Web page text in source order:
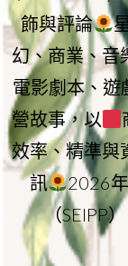
飾與評論
幻、商業、音
電影劇本、遊
營故事，以
效率、精準與
訊
2026
（SEIPP